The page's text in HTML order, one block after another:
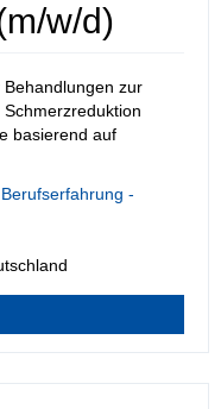
w/d)
zur
basierend auf
-